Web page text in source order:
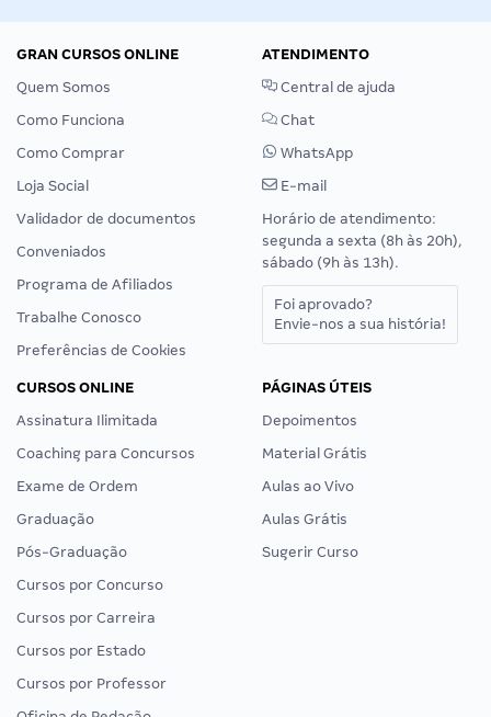
GRAN CURSOS ONLINE
Quem Somos
Como Funciona
Como Comprar
Loja Social
Validador de documentos
Conveniados
Programa de Afiliados
Trabalhe Conosco
Preferências de Cookies
ATENDIMENTO
Central de ajuda
Chat
WhatsApp
E-mail
Horário de atendimento:
segunda a sexta (8h às 20h),
sábado (9h às 13h).
Foi aprovado?
Envie-nos a sua história!
CURSOS ONLINE
Assinatura Ilimitada
Coaching para Concursos
Exame de Ordem
Graduação
Pós-Graduação
Cursos por Concurso
Cursos por Carreira
Cursos por Estado
Cursos por Professor
PÁGINAS ÚTEIS
Depoimentos
Material Grátis
Aulas ao Vivo
Aulas Grátis
Sugerir Curso